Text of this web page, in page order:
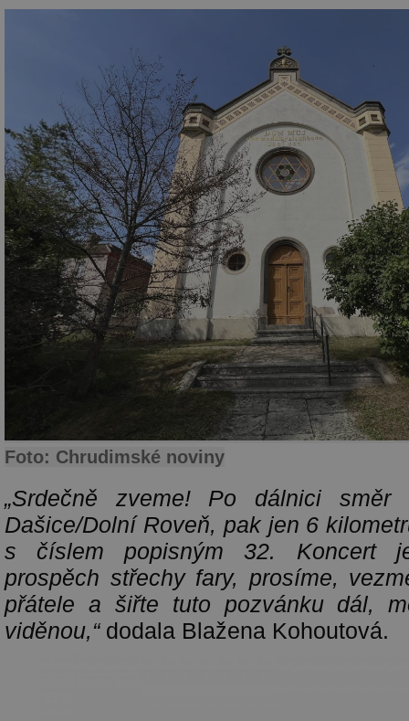
Foto: Chrudimské noviny
„Srdečně zveme! Po dálnici směr
Dašice/Dolní Roveň, pak jen 6
s číslem popisným 32. Koncert
prospěch střechy fary, prosíme,
přátele a šiřte tuto pozvánku dál,
viděnou,“dodala Blažena Kohoutová.